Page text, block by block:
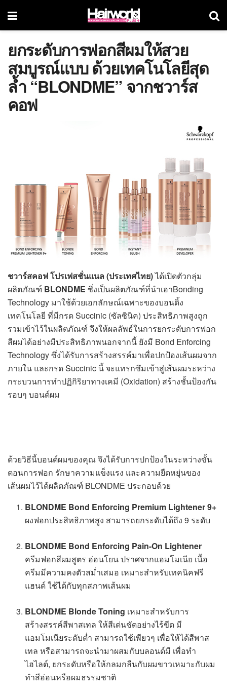
ยกระดับการฟอกสีผมให้สวย
สมบูรณ์แบบ ด้วยเทคโนโลยีสุด
ล้ำ “BLONDME” จากชวาร์ส
คอฟ
ชวาร์สคอฟ โปรเฟสชั่นแนล (ประเทศไทย)ได้เปิดตัวกลุ่ม
ผลิตภัณฑ์ BLONDME ซึ่งเป็นผลิตภัณฑ์ที่นำเอาBonding
Technology มาใช้ด้วยเอกลักษณ์เฉพาะของบอนดิ้ง
เทคโนโลยี ที่มีกรด Succinic (ซัลซินิค) ประสิทธิภาพสูงถูก
รวมเข้าไว้ในผลิตภัณฑ์ จึงให้ผลลัพธ์ในการยกระดับการฟอก
สีผมได้อย่างมีประสิทธิภาพนอกจากนี้ ยังมี Bond Enforcing
Technology ซึ่งได้รับการสร้างสรรค์มาเพื่อปกป้องเส้นผมจาก
ภายใน และกรด Succinic นี้ จะแทรกซึมเข้าสู่เส้นผมระหว่าง
กระบวนการทำปฏิกิริยาทางเคมี (Oxidation) สร้างชั้นป้องกัน
รอบๆ บอนด์ผม
ด้วยวิธีนี้บอนด์ผมของคุณ จึงได้รับการปกป้องในระหว่างขั้น
ตอนการฟอก รักษาความแข็งแรง และความยืดหยุ่นของ
เส้นผมไว้ได้ผลิตภัณฑ์ BLONDME ประกอบด้วย
BLONDME Bond Enforcing Premium Lightener 9+
ผงฟอกประสิทธิภาพสูง สามารถยกระดับได้ถึง 9 ระดับ
BLONDME Bond Enforcing Pain-On Lightener
ครีมฟอกสีผมสูตร อ่อนโยน ปราศจากแอมโมเนีย เนื้อ
ครีมมีความคงตัวสม่ำเสมอ เหมาะสำหรับเทคนิคฟรี
แฮนด์ ใช้ได้กับทุกสภาพเส้นผม
BLONDME Blonde Toning เหมาะสำหรับการ
สร้างสรรค์สีพาสเทล ให้สีเด่นชัดอย่างไร้ขีด มี
แอมโมเนียระดับต่ำ สามารถใช้เพียวๆ เพื่อให้ได้สีพาส
เทล หรือสามารถจะนำมาผสมกับบลอนด์มี เพื่อทำ
ไฮไลต์, ยกระดับหรือให้กลมกลืนกับผมขาวเหมาะกับผม
ทำสีอ่อนหรือผมธรรมชาติ